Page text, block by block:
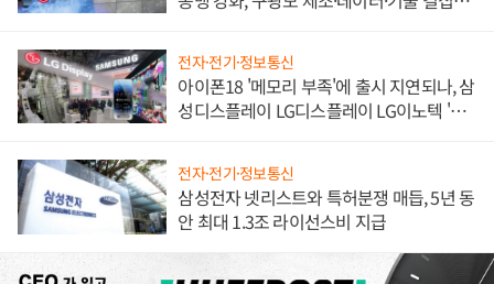
전자·전기·정보통신
아이폰18 '메모리 부족'에 출시 지연되나, 삼
성디스플레이 LG디스플레이 LG이노텍 '탈
전자·전기·정보통신
삼성전자 넷리스트와 특허분쟁 매듭, 5년 동
안 최대 1.3조 라이선스비 지급